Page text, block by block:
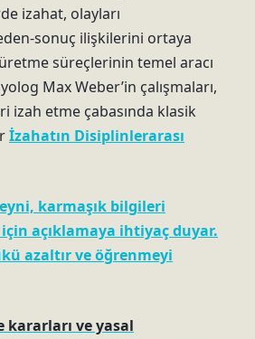
izahat, olayları
sonuç ilişkilerini ortaya
süreçlerinin temel aracı
Max Weber’in çalışmaları,
izah etme çabasında klasik
İzahatın Disiplinlerarası
karmaşık bilgileri
açıklamaya ihtiyaç duyar.
azaltır ve öğrenmeyi
ve yasal